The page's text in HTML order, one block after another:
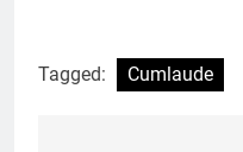
Tagged: Cumlaude